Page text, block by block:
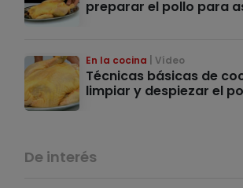
preparar el pollo para
En la cocina Vídeo
Técnicas básicas de
limpiar y despiezar el
De interés